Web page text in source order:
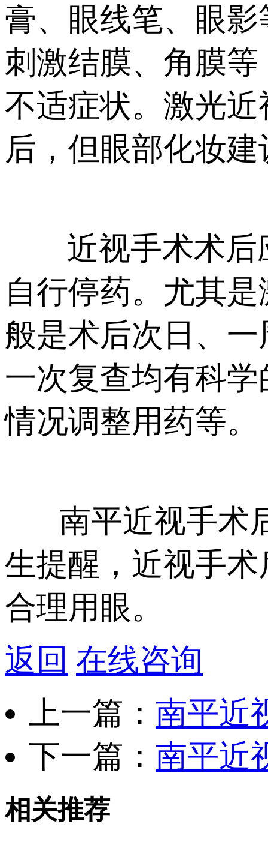
膏、眼线笔、眼
刺激结膜、角膜
不适症状。激光
后，但眼部化妆
近视手术术后
自行停药。尤其
般是术后次日、
一次复查均有科
情况调整用药等。
南平近视手术后
生提醒，近视手
合理用眼。
返回 在线咨询
上一篇： 南平近
下一篇： 南平近
相关推荐